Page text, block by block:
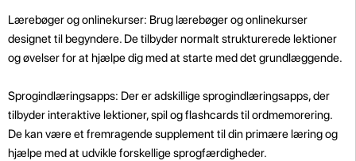
Lærebøger og onlinekurser: Brug lærebøger og onlinekurser
designet til begyndere. De tilbyder normalt strukturerede lektioner
og øvelser for at hjælpe dig med at starte med det grundlæggende.
Sprogindlæringsapps: Der er adskillige sprogindlæringsapps, der
tilbyder interaktive lektioner, spil og flashcards til ordmemorering.
De kan være et fremragende supplement til din primære læring og
hjælpe med at udvikle forskellige sprogfærdigheder.